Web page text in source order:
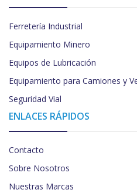
Ferretería Industrial
Equipamiento Minero
Equipos de Lubricación
Equipamiento para Camiones y
Seguridad Vial
ENLACES RÁPIDOS
Contacto
Sobre Nosotros
Nuestras Marcas